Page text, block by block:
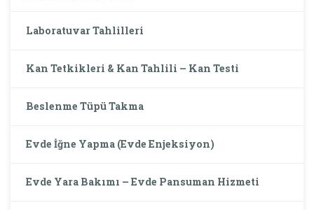
Laboratuvar Tahlilleri
Kan Tetkikleri & Kan Tahlili – Kan Testi
Beslenme Tüpü Takma
Evde İğne Yapma (Evde Enjeksiyon)
Evde Yara Bakımı – Evde Pansuman Hizmeti